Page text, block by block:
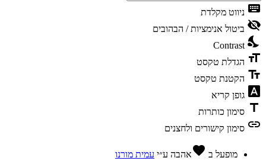
keyboard ניווט מקלדת
visibility_off ביטול אנימציות / הבהובים
nights_stay
Contrast
format_size הגדלת טקסט
text_fields הקטנת טקסט
font_download גופן קריא
title סימון כותרות
link סימון קישורים ולחצנים
מופעל ב favoriteאהבה ע״י עמית מורנו